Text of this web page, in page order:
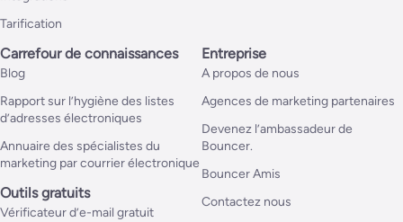
Tarification
Carrefour de connaissances
Blog
Rapport sur l’hygiène des listes
d’adresses électroniques
Annuaire des spécialistes du
marketing par courrier électronique
Outils gratuits
Vérificateur d’e-mail gratuit
Entreprise
A propos de nous
Agences de marketing partenaires
Devenez l’ambassadeur de
Bouncer.
Bouncer Amis
Contactez nous